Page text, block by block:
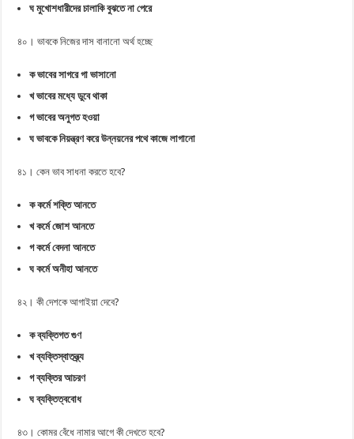
ঘ মুখোশধারীদের চালাকি বুঝতে না পেরে
৪০। ভাবকে নিজের দাস বানানো অর্থ হচ্ছে
ক ভাবের সাগরে গা ভাসানো
খ ভাবের মধ্যে ডুবে থাকা
গ ভাবের অনুগত হওয়া
ঘ ভাবকে নিয়ন্ত্রণ করে উন্নয়নের পথে কাজে লাগানো
৪১। কেন ভাব সাধনা করতে হবে?
ক কর্মে শক্তি আনতে
খ কর্মে জোশ আনতে
গ কর্মে বেদনা আনতে
ঘ কর্মে অনীহা আনতে
৪২। কী দেশকে আগাইয়া দেবে?
ক ব্যক্তিগত গুণ
খ ব্যক্তিস্বাতন্ত্র্য
গ ব্যক্তির আচরণ
ঘ ব্যক্তিত্ববোধ
৪৩। কোমর বেঁধে নামার আগে কী দেখতে হবে?